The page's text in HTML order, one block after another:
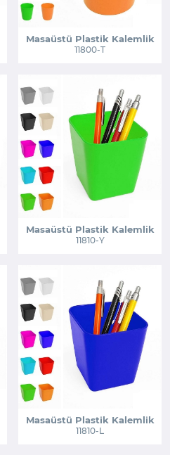
Masaüstü Plastik Kalemlik
11800-T
Masaüstü Plastik Kalemlik
11810-Y
Masaüstü Plastik Kalemlik
11810-L